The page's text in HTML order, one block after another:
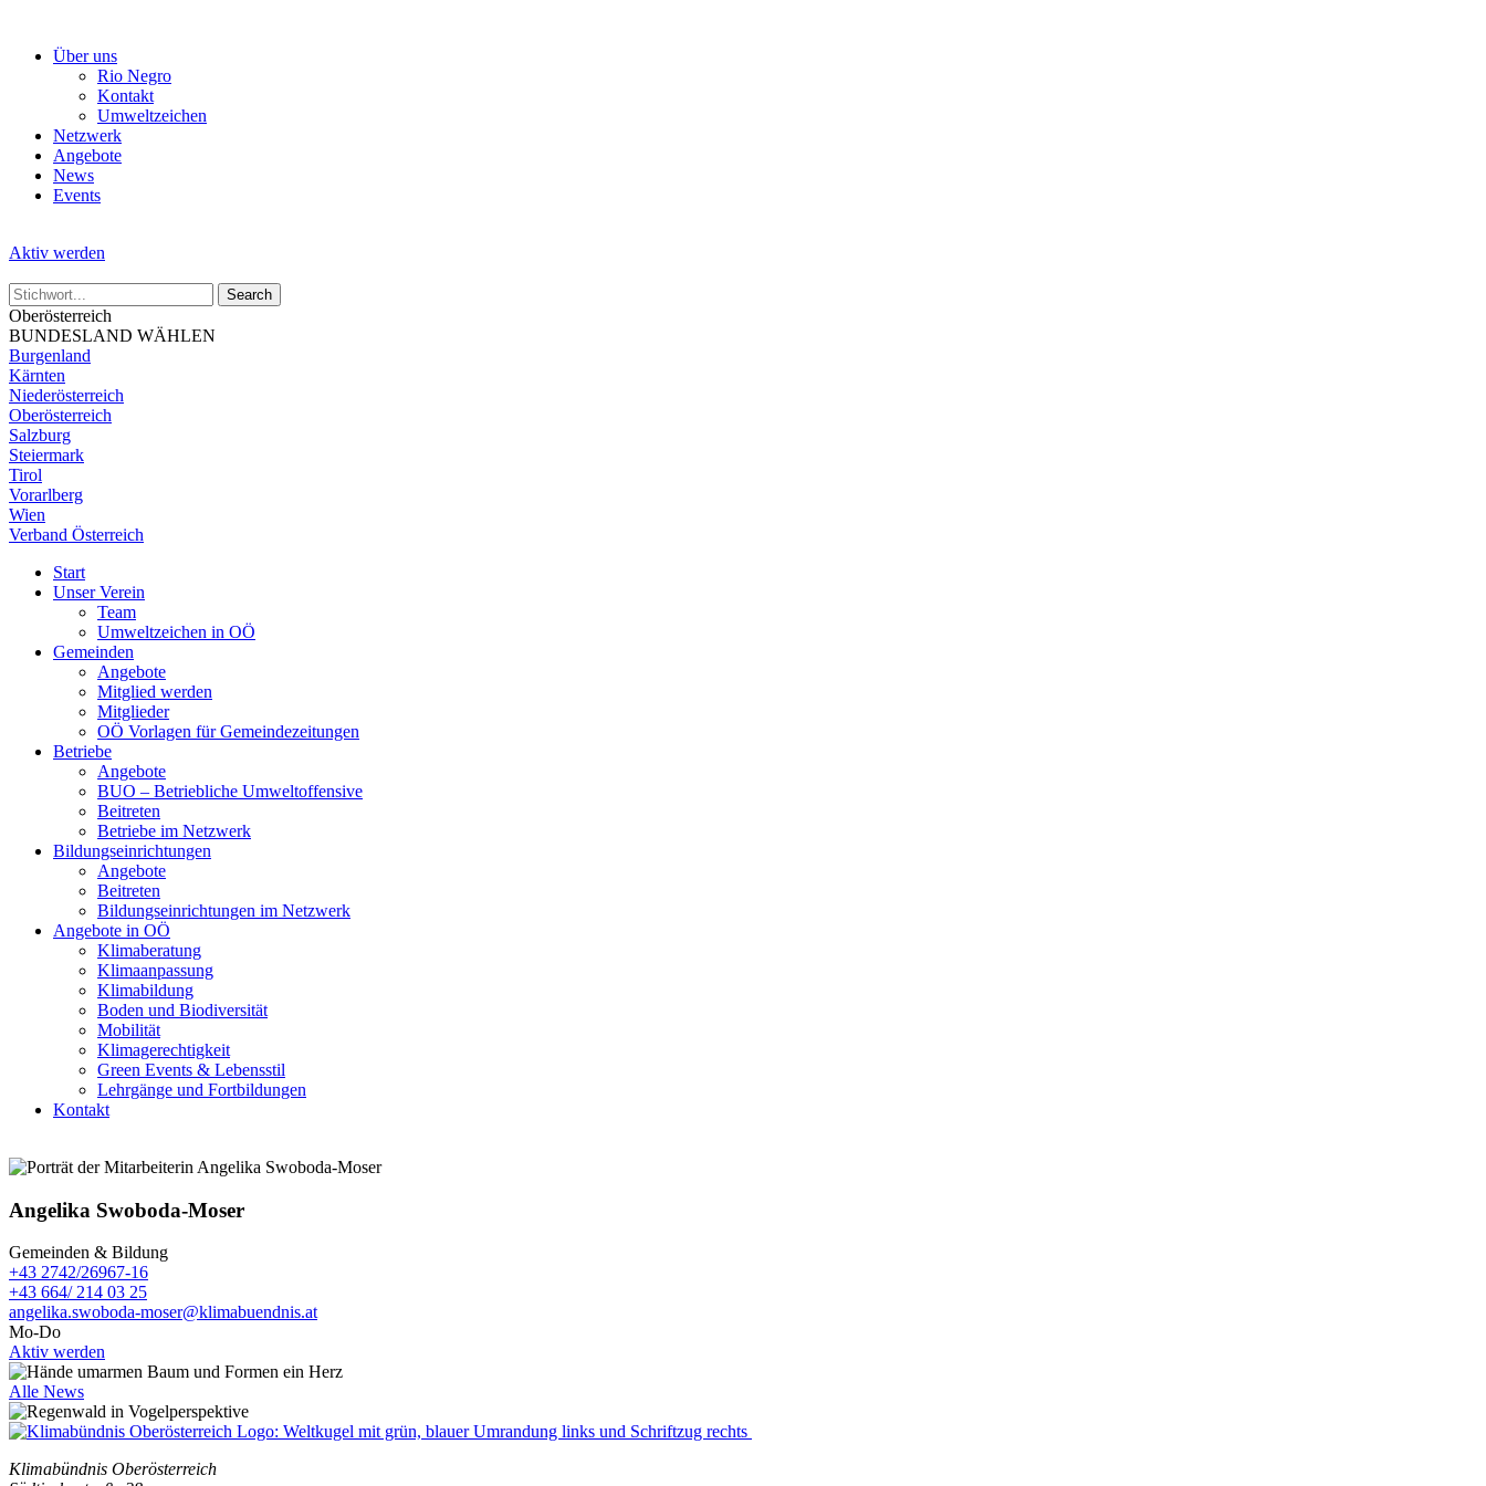
Über uns
Rio Negro
Kontakt
Umweltzeichen
Netzwerk
Angebote
News
Events
Aktiv werden
Oberösterreich
BUNDESLAND WÄHLEN
Burgenland
Kärnten
Niederösterreich
Oberösterreich
Salzburg
Steiermark
Tirol
Vorarlberg
Wien
Verband Österreich
Start
Unser Verein
Team
Umweltzeichen in OÖ
Gemeinden
Angebote
Mitglied werden
Mitglieder
OÖ Vorlagen für Gemeindezeitungen
Betriebe
Angebote
BUO – Betriebliche Umweltoffensive
Beitreten
Betriebe im Netzwerk
Bildungseinrichtungen
Angebote
Beitreten
Bildungseinrichtungen im Netzwerk
Angebote in OÖ
Klimaberatung
Klimaanpassung
Klimabildung
Boden und Biodiversität
Mobilität
Klimagerechtigkeit
Green Events & Lebensstil
Lehrgänge und Fortbildungen
Kontakt
Angelika Swoboda-Moser
Gemeinden & Bildung
+43 2742/26967-16
+43 664/ 214 03 25
angelika.swoboda-moser@klimabuendnis.at
Mo-Do
Aktiv werden
Alle News
Klimabündnis Oberösterreich